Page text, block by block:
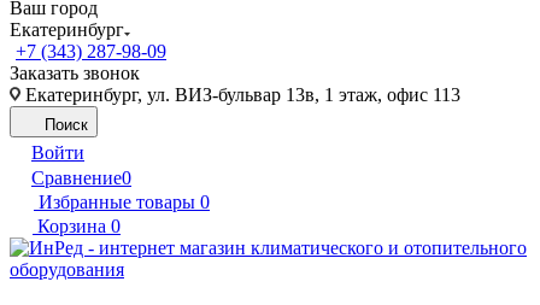
Ваш город
Екатеринбург
+7 (343) 287-98-09
Заказать звонок
Екатеринбург, ул. ВИЗ-бульвар 13в, 1 этаж, офис 113
Поиск
Войти
Сравнение0
Избранные товары 0
Корзина 0